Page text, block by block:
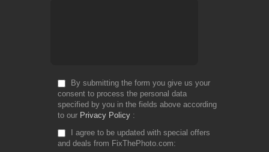
By submitting the form you give us your
consent to process the personal data
specified by you in the fields above according
to our Privacy Policy
I agree to be updated with special offers
and deals from FixThePhoto.com